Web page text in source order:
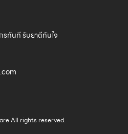
ทันที รับยาดีทันใจ
All rights reserved.